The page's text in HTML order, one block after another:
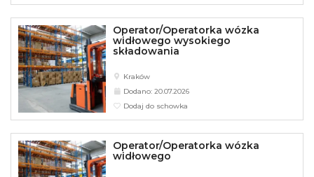
Operator/Operatorka wózka
widłowego wysokiego
składowania
Kraków
Dodano: 20.07.2026
Dodaj do schowka
Operator/Operatorka wózka
widłowego